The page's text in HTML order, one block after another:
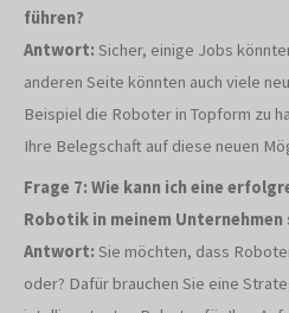
führen?
Antwort: Sicher, einige Jobs
anderen Seite könnten auch viele
Beispiel die Roboter in Topform zu
Ihre Belegschaft auf diese neuen
Frage 7: Wie kann ich eine
Robotik in meinem Unternehmen
Antwort: Sie möchten, dass
oder? Dafür brauchen Sie eine